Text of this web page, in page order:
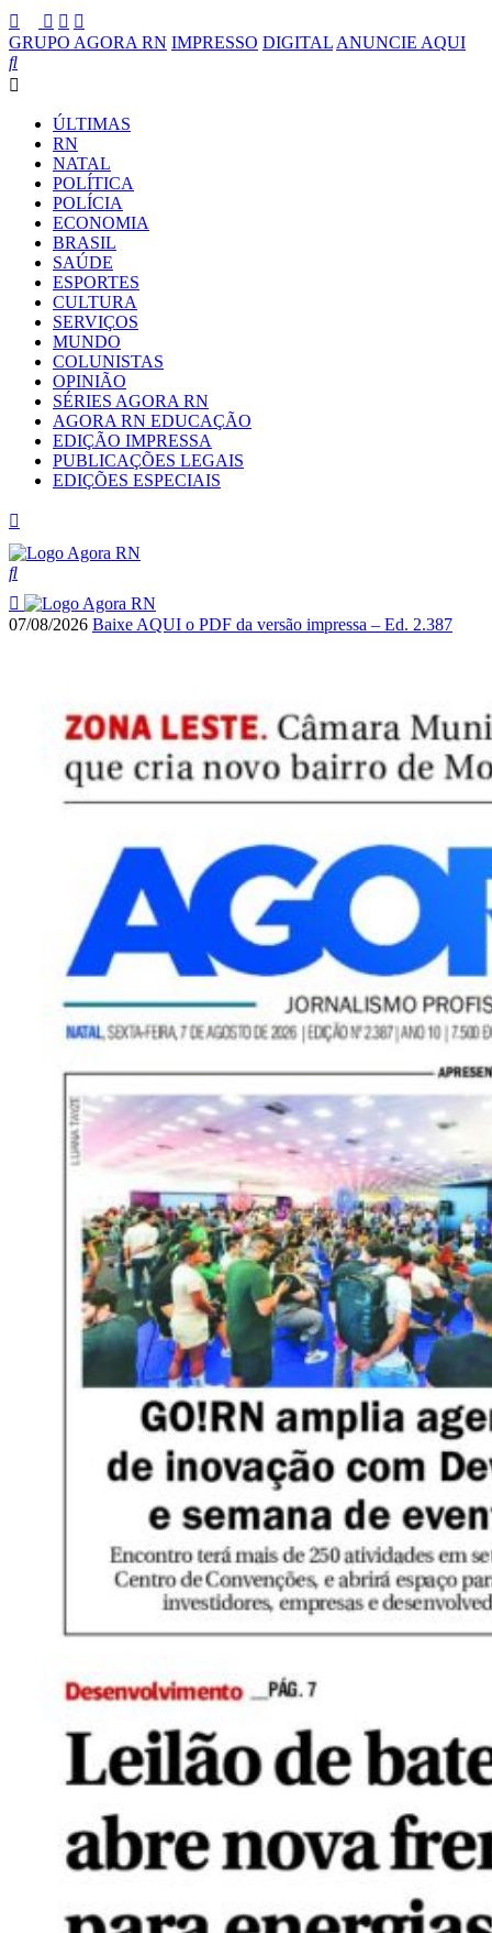
GRUPO AGORA RN IMPRESSO DIGITAL ANUNCIE AQUI
ÚLTIMAS
RN
NATAL
POLÍTICA
POLÍCIA
ECONOMIA
BRASIL
SAÚDE
ESPORTES
CULTURA
SERVIÇOS
MUNDO
COLUNISTAS
OPINIÃO
SÉRIES AGORA RN
AGORA RN EDUCAÇÃO
EDIÇÃO IMPRESSA
PUBLICAÇÕES LEGAIS
EDIÇÕES ESPECIAIS
07/08/2026 Baixe AQUI o PDF da versão impressa – Ed. 2.387